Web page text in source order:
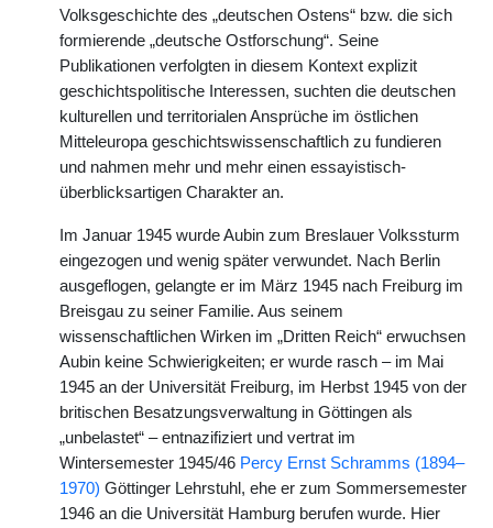
Volksgeschichte des „deutschen Ostens“ bzw. die sich
formierende „deutsche Ostforschung“. Seine
Publikationen verfolgten in diesem Kontext explizit
geschichtspolitische Interessen, suchten die deutschen
kulturellen und territorialen Ansprüche im östlichen
Mitteleuropa geschichtswissenschaftlich zu fundieren
und nahmen mehr und mehr einen essayistisch-
überblicksartigen Charakter an.
Im Januar 1945 wurde Aubin zum Breslauer Volkssturm
eingezogen und wenig später verwundet. Nach Berlin
ausgeflogen, gelangte er im März 1945 nach Freiburg im
Breisgau zu seiner Familie. Aus seinem
wissenschaftlichen Wirken im „Dritten Reich“ erwuchsen
Aubin keine Schwierigkeiten; er wurde rasch – im Mai
1945 an der Universität Freiburg, im Herbst 1945 von der
britischen Besatzungsverwaltung in Göttingen als
„unbelastet“ – entnazifiziert und vertrat im
Wintersemester 1945/46 Percy Ernst Schramms (1894–
1970) Göttinger Lehrstuhl, ehe er zum Sommersemester
1946 an die Universität Hamburg berufen wurde. Hier